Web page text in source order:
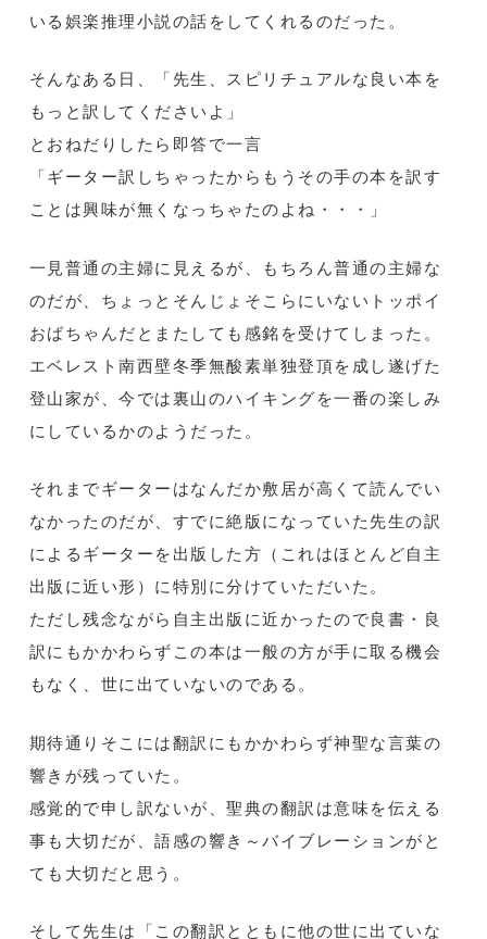
いる娯楽推理小説の話をしてくれるのだった。
そんなある日、「先生、スピリチュアルな良い本を
もっと訳してくださいよ」
とおねだりしたら即答で一言
「ギーター訳しちゃったからもうその手の本を訳す
ことは興味が無くなっちゃたのよね・・・」
一見普通の主婦に見えるが、もちろん普通の主婦な
のだが、ちょっとそんじょそこらにいないトッポイ
おばちゃんだとまたしても感銘を受けてしまった。
エベレスト南西壁冬季無酸素単独登頂を成し遂げた
登山家が、今では裏山のハイキングを一番の楽しみ
にしているかのようだった。
それまでギーターはなんだか敷居が高くて読んでい
なかったのだが、すでに絶版になっていた先生の訳
によるギーターを出版した方（これはほとんど自主
出版に近い形）に特別に分けていただいた。
ただし残念ながら自主出版に近かったので良書・良
訳にもかかわらずこの本は一般の方が手に取る機会
もなく、世に出ていないのである。
期待通りそこには翻訳にもかかわらず神聖な言葉の
響きが残っていた。
感覚的で申し訳ないが、聖典の翻訳は意味を伝える
事も大切だが、語感の響き～バイブレーションがと
ても大切だと思う。
そして先生は「この翻訳とともに他の世に出ていな